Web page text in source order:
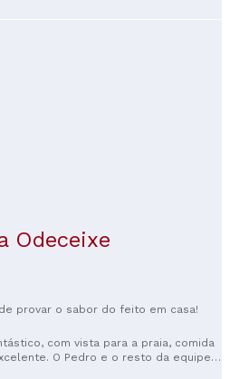
Odeceixe
provar o sabor do feito em casa!
com vista para a praia, comida
O Pedro e o resto da equipe